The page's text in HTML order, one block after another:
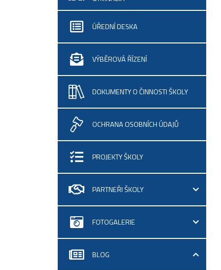
ÚŘEDNÍ DESKA
VÝBĚROVÁ ŘÍZENÍ
DOKUMENTY O ČINNOSTI ŠKOLY
OCHRANA OSOBNÍCH ÚDAJŮ
PROJEKTY ŠKOLY
PARTNEŘI ŠKOLY
FOTOGALERIE
BLOG